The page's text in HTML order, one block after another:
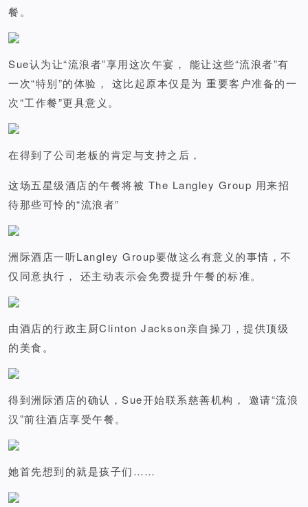
餐。
Sue认为让“流浪者”享用这次午宴， 能让这些“流浪者”有
一次“特别”的体验， 这比起原本仅是为 重要客户准备的一
次“工作餐”更具意义。
在得到了公司老板的肯定与支持之后，
这场五星级酒店的午餐将被 The Langley Group 用来招
待那些可怜的“流浪者”
洲际酒店一听Langley Group要做这么有意义的事情，不
仅同意执行， 还主动表示会免费提升午餐的标准。
由酒店的行政主厨Clinton Jackson亲自操刀，提供顶级
的美食。
得到洲际酒店的确认，Sue开始联系慈善机构， 邀请“流浪
汉”前往酒店享受午餐。
她首先想到的就是孩子们……